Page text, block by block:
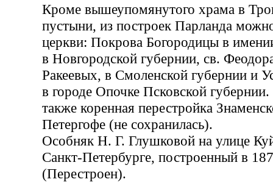
Кроме вышеупомянутого храма в
пустыни, из построек Парланда
церкви: Покрова Богородицы в
в Новгородской губернии, св.
Ракеевых, в Смоленской губернии и
в городе Опочке Псковской
также коренная перестройка
Петергофе (не сохранилась).
Особняк Н. Г. Глушковой на улице
Санкт-Петербурге, построенный в
(Перестроен).